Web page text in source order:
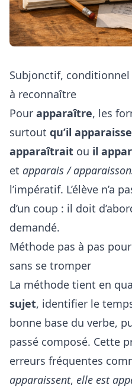
Subjonctif,
à reconnaître
Pour apparaître, les
surtout qu’il apparaisse
apparaîtrait ou il
et apparais /
l’impératif. L’élève n’a
d’un coup : il doit
demandé.
Méthode pas à pas
sans se tromper
La méthode tient en
sujet, identifier le
bonne base du verbe,
passé composé. Cette
erreurs fréquentes
apparaissent, elle est